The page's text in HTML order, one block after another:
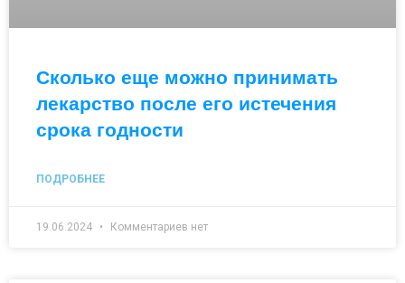
Сколько еще можно принимать
лекарство после его истечения
срока годности
ПОДРОБНЕЕ
19.06.2024 Комментариев нет